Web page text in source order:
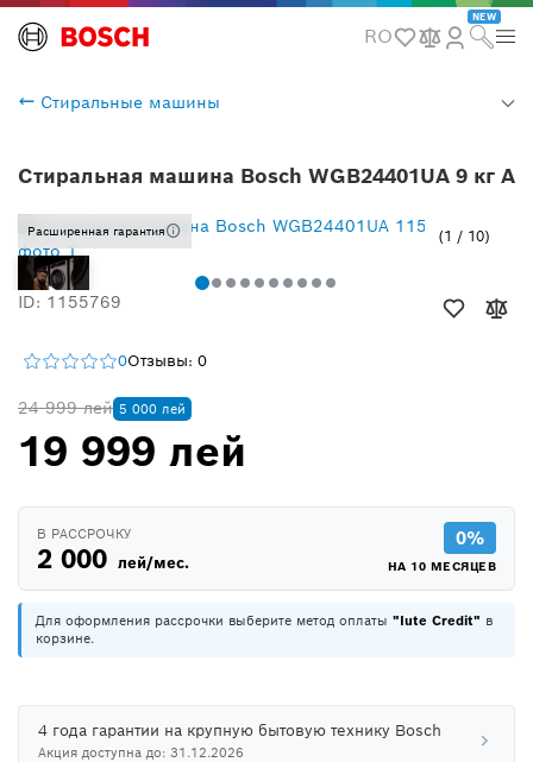
RO
NEW
Стиральные машины
Стиральная машина Bosch WGB24401UA 9 кг A
Расширенная гарантия 1 / 10
ID: 1155769
0Отзывы: 0
24 999 лей 5 000 лей
19 999 лей
В РАССРОЧКУ
2 000 лей/мес.
0%
НА 10 МЕСЯЦЕВ
Для оформления рассрочки выберите метод оплаты "Iute Credit" в
корзине.
4 года гарантии на крупную бытовую технику Bosch
Акция доступна до: 31.12.2026